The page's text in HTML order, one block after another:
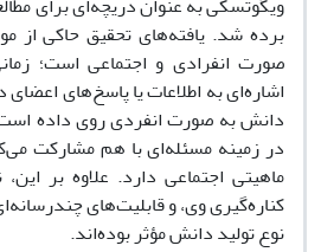
برده شد. یافته‌های تحقیق حاکی از
صورت انفرادی و اجتماعی است؛
اشاره‌ای به اطلاعات یا پاسخ‌های
دانش به صورت انفردی روی داده
در زمینه مسئله‌ای با هم مشارکت
ماهیتی اجتماعی دارد. علاوه بر
کناره‌گیری وی، و قابلیت‌های
نوع تولید دانش مؤثر بوده‌اند.